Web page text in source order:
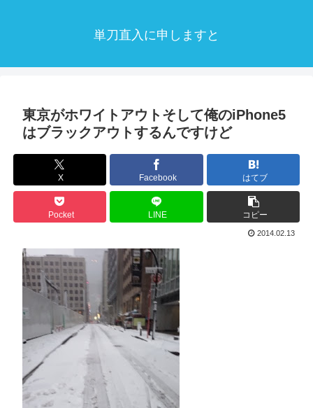
単刀直入に申しますと
東京がホワイトアウトそして俺のiPhone5
はブラックアウトするんですけど
X Facebook はてブ
Pocket LINE コピー
2014.02.13